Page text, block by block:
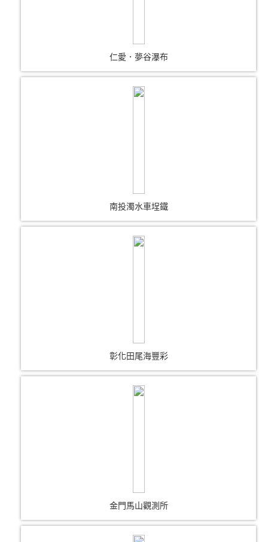
仁愛．夢谷瀑布
南投濁水車埕鐵
彰化田尾海豐彩
金門馬山觀測所